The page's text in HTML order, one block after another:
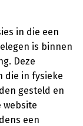
in die een
is binnen
Deze
die in fysieke
gesteld en
website
een